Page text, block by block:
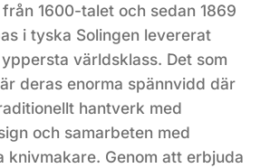
1600-talet och sedan 1869
i tyska Solingen levererat
världsklass. Det som
deras enorma spännvidd där
hantverk med
och samarbeten med
knivmakare. Genom att erbjuda